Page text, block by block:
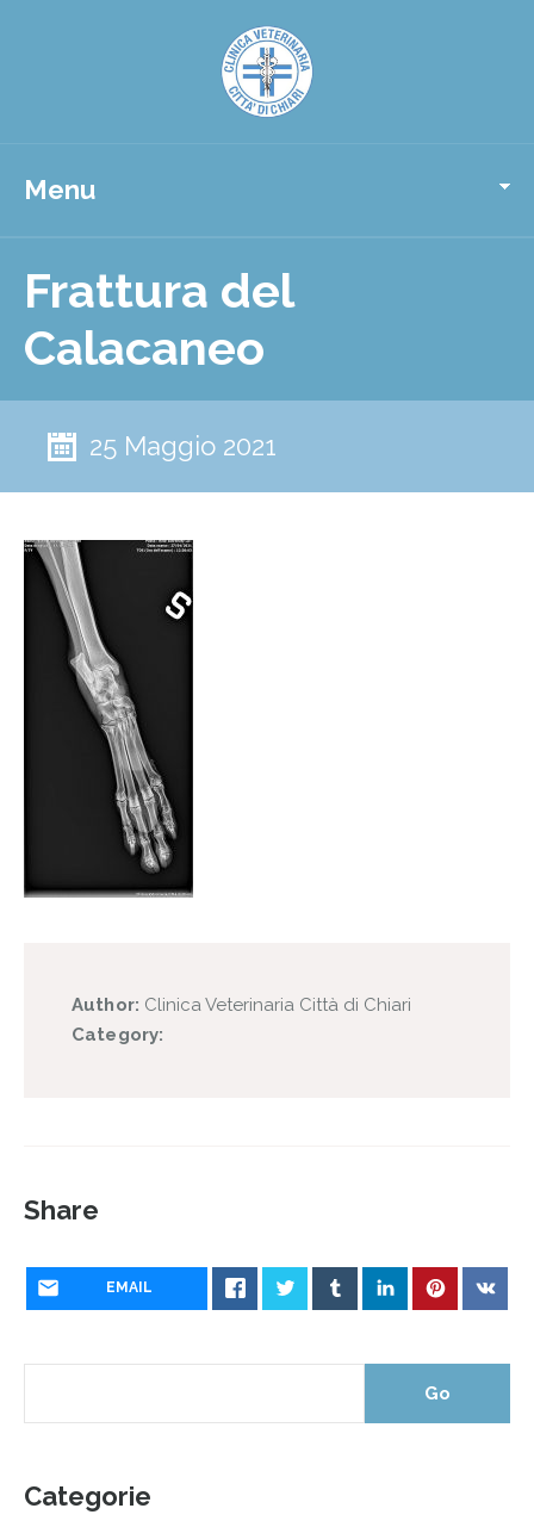
Menu
Frattura del
Calacaneo
25 Maggio 2021
Author: Clinica Veterinaria Città di Chiari
Category:
Share
EMAIL
Categorie